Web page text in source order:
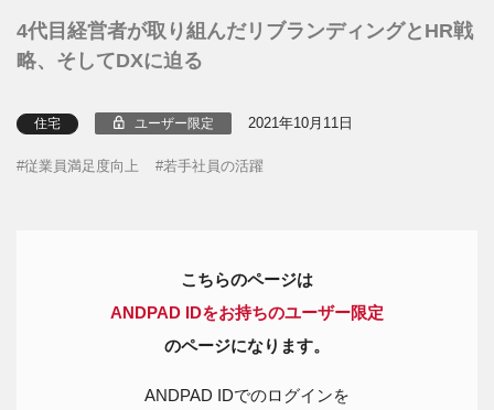
4代目経営者が取り組んだリブランディングとHR戦
略、そしてDXに迫る
住宅 ユーザー限定 2021年10月11日
従業員満足度向上 若手社員の活躍
こちらのページは
ANDPAD IDをお持ちのユーザー限定
のページになります。
ANDPAD IDでのログインを